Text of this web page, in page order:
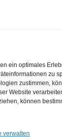
ein optimales
zu
zustimmen,
Website
können
verwalten